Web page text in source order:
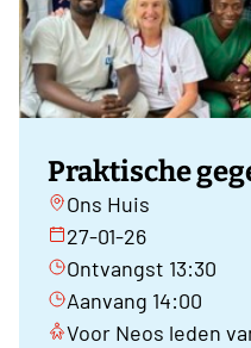
Praktische
Ons Huis
27-01-26
Ontvangst 13:30
Aanvang 14:00
Voor Neos leden